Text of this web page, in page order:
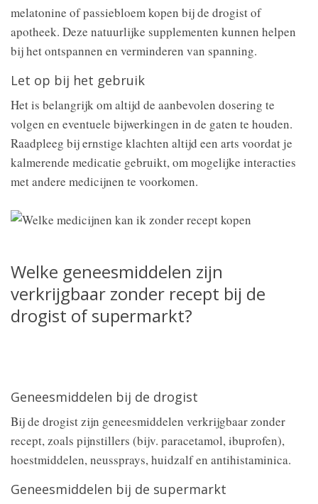
melatonine of passiebloem kopen bij de drogist of
apotheek. Deze natuurlijke supplementen kunnen helpen
bij het ontspannen en verminderen van spanning.
Let op bij het gebruik
Het is belangrijk om altijd de aanbevolen dosering te
volgen en eventuele bijwerkingen in de gaten te houden.
Raadpleeg bij ernstige klachten altijd een arts voordat je
kalmerende medicatie gebruikt, om mogelijke interacties
met andere medicijnen te voorkomen.
Welke geneesmiddelen zijn
verkrijgbaar zonder recept bij de
drogist of supermarkt?
Geneesmiddelen bij de drogist
Bij de drogist zijn geneesmiddelen verkrijgbaar zonder
recept, zoals pijnstillers (bijv. paracetamol, ibuprofen),
hoestmiddelen, neussprays, huidzalf en antihistaminica.
Geneesmiddelen bij de supermarkt